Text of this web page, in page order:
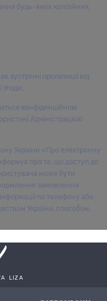
будь-яких колізійних
зустрічні пропозиції від
Угоди.
конфіденційною
Адміністрацією
України «Про електронну
про те, що доступ до
може бути
замовлення
по телефону або
України, способом.
LIZA